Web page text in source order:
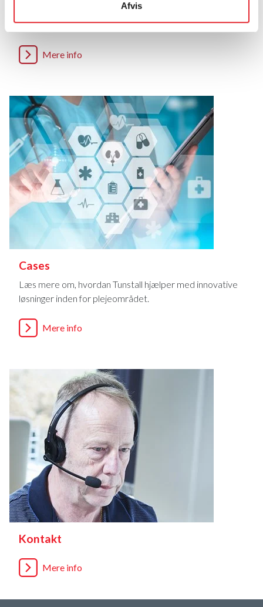
Afvis
Velfærdsteknologiske løsninger med mennesket i
centrum.
Mere info
Cases
Læs mere om, hvordan Tunstall hjælper med innovative
løsninger inden for plejeområdet.
Mere info
Kontakt
Mere info